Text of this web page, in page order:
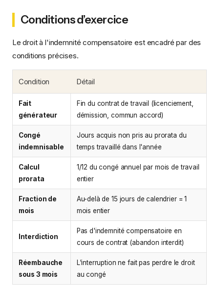
Conditions d’exercice
Le droit à l'indemnité compensatoire est encadré par des
conditions précises.
Condition Détail
Fait
générateur
Fin du contrat de travail (licenciement,
démission, commun accord)
Congé
indemnisable
Jours acquis non pris au prorata du
temps travaillé dans l'année
Calcul
prorata
1/12 du congé annuel par mois de travail
entier
Fraction de
mois
Au-delà de 15 jours de calendrier = 1
mois entier
Interdiction
Pas d'indemnité compensatoire en
cours de contrat (abandon interdit)
Réembauche
sous 3 mois
L'interruption ne fait pas perdre le droit
au congé